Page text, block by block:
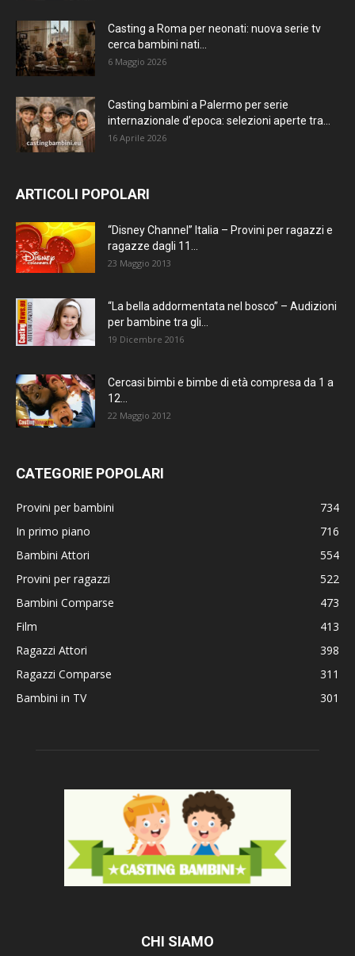
Casting a Roma per neonati: nuova serie tv
cerca bambini nati...
6 Maggio 2026
Casting bambini a Palermo per serie
internazionale d’epoca: selezioni aperte tra...
16 Aprile 2026
ARTICOLI POPOLARI
“Disney Channel” Italia – Provini per ragazzi e
ragazze dagli 11...
23 Maggio 2013
“La bella addormentata nel bosco” – Audizioni
per bambine tra gli...
19 Dicembre 2016
Cercasi bimbi e bimbe di età compresa da 1 a
12...
22 Maggio 2012
CATEGORIE POPOLARI
Provini per bambini
734
In primo piano
716
Bambini Attori
554
Provini per ragazzi
522
Bambini Comparse
473
Film
413
Ragazzi Attori
398
Ragazzi Comparse
311
Bambini in TV
301
CHI SIAMO